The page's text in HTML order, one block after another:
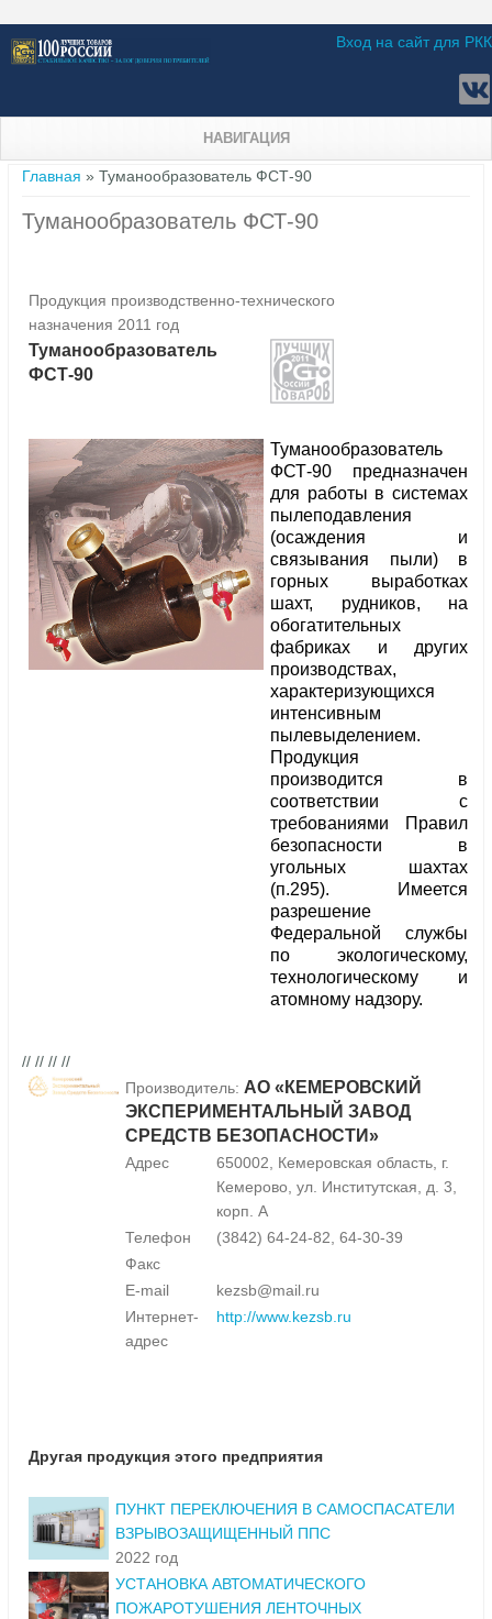
Вход на сайт для РКК
НАВИГАЦИЯ
Вы здесь
Главная » Туманообразователь ФСТ-90
Туманообразователь ФСТ-90
Продукция производственно-технического
назначения 2011 год
Туманообразователь
ФСТ-90
Туманообразователь
ФСТ-90 предназначен
для работы в системах
пылеподавления
(осаждения и
связывания пыли) в
горных выработках
шахт, рудников, на
обогатительных
фабриках и других
производствах,
характеризующихся
интенсивным
пылевыделением.
Продукция
производится в
соответствии с
требованиями Правил
безопасности в
угольных шахтах
(п.295). Имеется
разрешение
Федеральной службы
по экологическому,
технологическому и
атомному надзору.
// // // //
Производитель: АО «КЕМЕРОВСКИЙ
ЭКСПЕРИМЕНТАЛЬНЫЙ ЗАВОД
СРЕДСТВ БЕЗОПАСНОСТИ»
Адрес
650002, Кемеровская область, г.
Кемерово, ул. Институтская, д. 3,
корп. А
Телефон
(3842) 64-24-82, 64-30-39
Факс
E-mail
kezsb@mail.ru
Интернет-
адрес
http://www.kezsb.ru
Другая продукция этого предприятия
ПУНКТ ПЕРЕКЛЮЧЕНИЯ В САМОСПАСАТЕЛИ
ВЗРЫВОЗАЩИЩЕННЫЙ ППС
2022 год
УСТАНОВКА АВТОМАТИЧЕСКОГО
ПОЖАРОТУШЕНИЯ ЛЕНТОЧНЫХ